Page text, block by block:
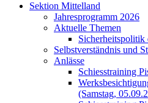
Sektion Mittelland
Jahresprogramm 2026
Aktuelle Themen
Selbstverständnis und
Anlässe
Schiesstraining
(Samstag,